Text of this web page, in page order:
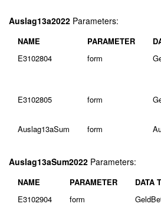
Auslag13a2022 Parameters:
NAME PARAMETER
E3102804
form
E3102805 form
Auslag13aSum form
Auslag13aSum2022 Parameters:
NAME PARAMETER DATA
E3102904
form